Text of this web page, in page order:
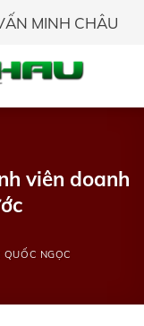
MINH CHÂU
viên doanh
QUỐC NGỌC